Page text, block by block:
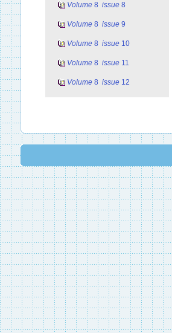
Volume 8 issue 8
Volume 8 issue 9
Volume 8 issue 10
Volume 8 issue 11
Volume 8 issue 12